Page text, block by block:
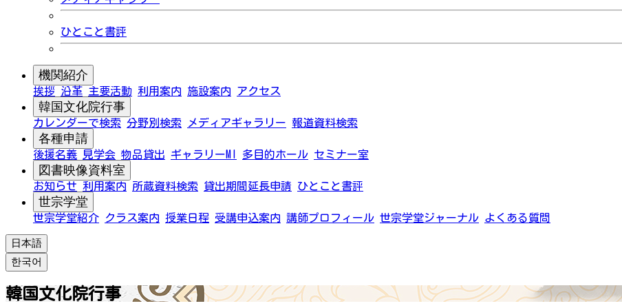
ひとこと書評
機関紹介
挨拶 沿革 主要活動 利用案内 施設案内 アクセス
韓国文化院行事
カレンダーで検索 分野別検索 メディアギャラリー 報道資料検索
各種申請
後援名義 見学会 物品貸出 ギャラリーMI 多目的ホール セミナー室
図書映像資料室
お知らせ 利用案内 所蔵資料検索 貸出期間延長申請 ひとこと書評
世宗学堂
世宗学堂紹介 クラス案内 授業日程 受講申込案内 講師プロフィール 世宗学堂ジャーナル よくある質問
日本語
한국어
韓国文化院行事